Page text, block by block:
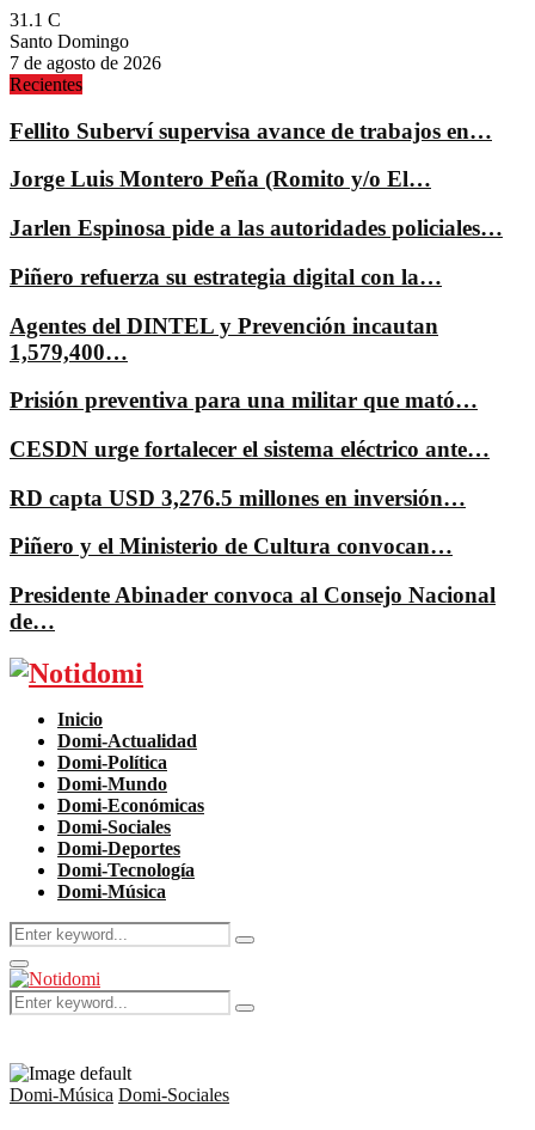
31.1 C
Santo Domingo
7 de agosto de 2026
Recientes
Fellito Suberví supervisa avance de trabajos en…
Jorge Luis Montero Peña (Romito y/o El…
Jarlen Espinosa pide a las autoridades policiales…
Piñero refuerza su estrategia digital con la…
Agentes del DINTEL y Prevención incautan
1,579,400…
Prisión preventiva para una militar que mató…
CESDN urge fortalecer el sistema eléctrico ante…
RD capta USD 3,276.5 millones en inversión…
Piñero y el Ministerio de Cultura convocan…
Presidente Abinader convoca al Consejo Nacional
de…
Facebook
Twitter
Instagram
Pinterest
Youtube
Inicio
Domi-Actualidad
Domi-Política
Domi-Mundo
Domi-Económicas
Domi-Sociales
Domi-Deportes
Domi-Tecnología
Domi-Música
Search
for:
Search
Primary
Menu
Search
for:
Search
Domi-Música Domi-Sociales